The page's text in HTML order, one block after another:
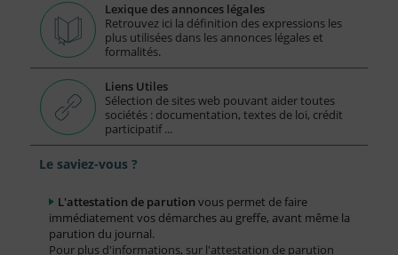
Lexique des annonces légales
Retrouvez ici la définition des expressions les
plus utilisées dans les annonces légales et
formalités.
Liens Utiles
Sélection de sites web pouvant aider toutes
sociétés : documentation, textes de loi, crédit
participatif ...
Le saviez-vous ?
L'attestation de parution vous permet de faire
immédiatement vos démarches au greffe, avant même la
parution du journal.
Pour plus d'informations, sur l'attestation de parution